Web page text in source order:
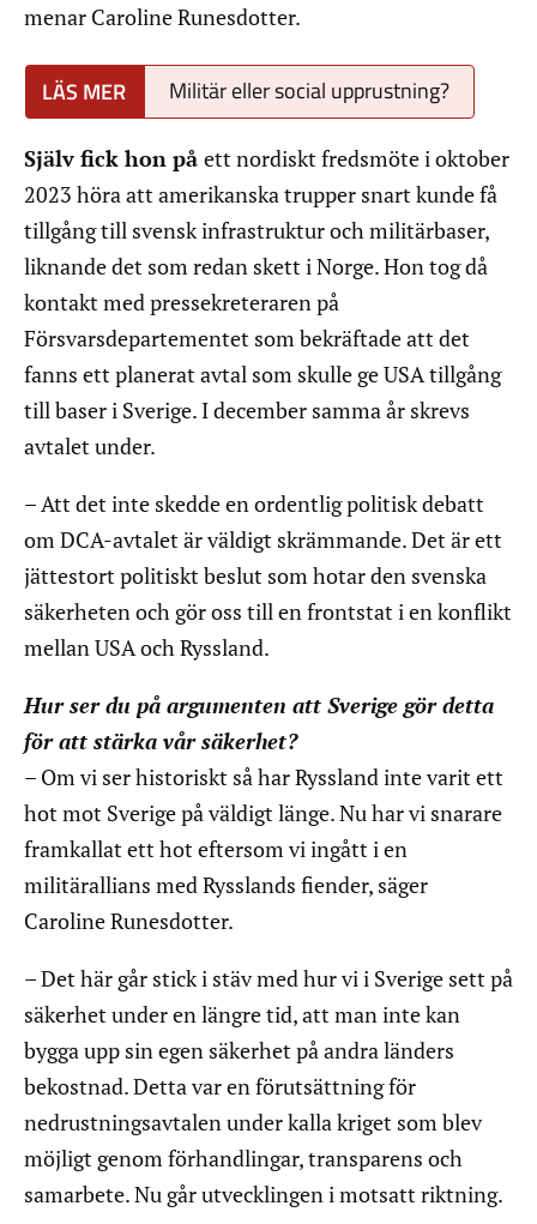
menar Caroline Runesdotter.
Militär eller social upprustning?
Själv fick hon på ett nordiskt fredsmöte i oktober
2023 höra att amerikanska trupper snart kunde få
tillgång till svensk infrastruktur och militärbaser,
liknande det som redan skett i Norge. Hon tog då
kontakt med pressekreteraren på
Försvarsdepartementet som bekräftade att det
fanns ett planerat avtal som skulle ge USA tillgång
till baser i Sverige. I december samma år skrevs
avtalet under.
– Att det inte skedde en ordentlig politisk debatt
om DCA-avtalet är väldigt skrämmande. Det är ett
jättestort politiskt beslut som hotar den svenska
säkerheten och gör oss till en frontstat i en konflikt
mellan USA och Ryssland.
Hur ser du på argumenten att Sverige gör detta
för att stärka vår säkerhet?
– Om vi ser historiskt så har Ryssland inte varit ett
hot mot Sverige på väldigt länge. Nu har vi snarare
framkallat ett hot eftersom vi ingått i en
militärallians med Rysslands fiender, säger
Caroline Runesdotter.
– Det här går stick i stäv med hur vi i Sverige sett på
säkerhet under en längre tid, att man inte kan
bygga upp sin egen säkerhet på andra länders
bekostnad. Detta var en förutsättning för
nedrustningsavtalen under kalla kriget som blev
möjligt genom förhandlingar, transparens och
samarbete. Nu går utvecklingen i motsatt riktning.